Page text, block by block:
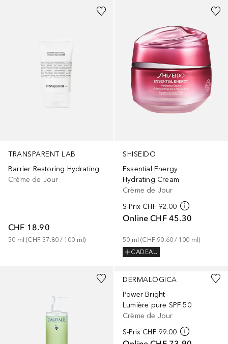
TRANSPARENT LAB
Barrier Restoring Hydrating
Crème de Jour
CHF 18.90
50 ml (CHF 37.80 / 100 ml)
SHISEIDO
Essential Energy
Hydrating Cream
Crème de Jour
S-Prix CHF 92.00
Online CHF 45.30
50 ml (CHF 90.60 / 100 ml)
CADEAU
DERMALOGICA
Power Bright
Lumière pure SPF 50
Crème de Jour
S-Prix CHF 99.00